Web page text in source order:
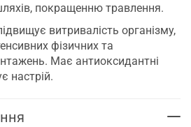
покращенню травлення.
витривалість організму,
фізичних та
Має антиоксидантні
настрій.